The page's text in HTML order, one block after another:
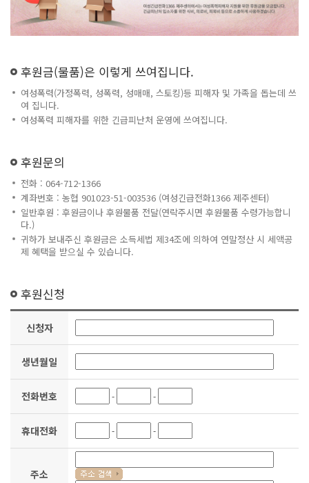
후원금(물품)은 이렇게 쓰여집니다.
여성폭력(가정폭력, 성폭력, 성매매, 스토킹)등 피해자 및 가족을 돕는데 쓰
여 집니다.
여성폭력 피해자를 위한 긴급피난처 운영에 쓰여집니다.
후원문의
전화 : 064-712-1366
계좌번호 : 농협 901023-51-003536 (여성긴급전화1366 제주센터)
일반후원 : 후원금이나 후원물품 전달(연락주시면 후원물품 수령가능합니
다.)
귀하가 보내주신 후원금은 소득세법 제34조에 의하여 연말정산 시 세액공
제 혜택을 받으실 수 있습니다.
후원신청
신청자
생년월일
전화번호 - -
휴대전화 - -
주소